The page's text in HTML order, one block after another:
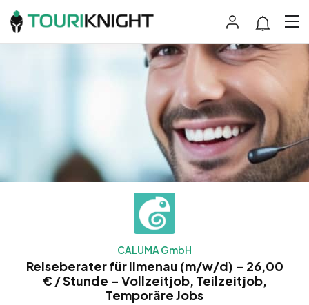
CALUMA GmbH
Reiseberater für Ilmenau (m/w/d) – 26,00
€ / Stunde – Vollzeitjob, Teilzeitjob,
Temporäre Jobs